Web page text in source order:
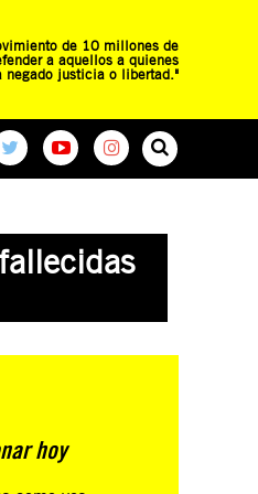
de 10 millones de
a aquellos a quienes
negado justicia o libertad."
hoy